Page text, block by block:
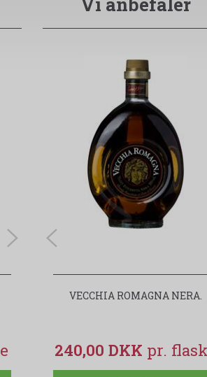
OLD ST. CROIX (A.H.RIISE) ELIXIR
355,00 DKK
VECCHIA ROMAGNA NERA.
240,00 DKK